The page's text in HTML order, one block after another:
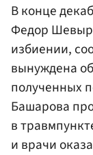
В конце
Федор
избиении,
вынуждена
полученных
Башарова
в
и врачи